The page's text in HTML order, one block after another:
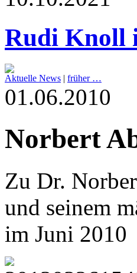
Rudi Knoll
Aktuelle News | früher …
01.06.2010
Norbert
Zu Dr.
und seinem
im Juni 2010